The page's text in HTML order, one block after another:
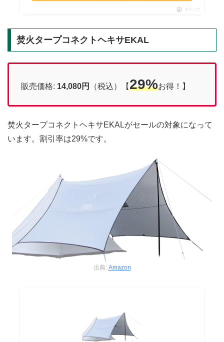
ポチップ
焚火タープコネクトヘキサEKAL
販売価格: 14,080円 （税込）【29%お得！】
焚火タープコネクトヘキサEKALがセールの対象になって
います。割引率は29%です。
出典: Amazon